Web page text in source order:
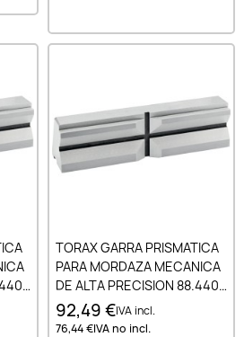
-
TORAX GARRA PRISMATICA
PARA MORDAZA MECANICA
DE ALTA PRECISION 88.440.
88.470 Y 88.472 150X40 MM -
TYPE 2
92,49 €IVA incl.
76,44 €IVA no incl.